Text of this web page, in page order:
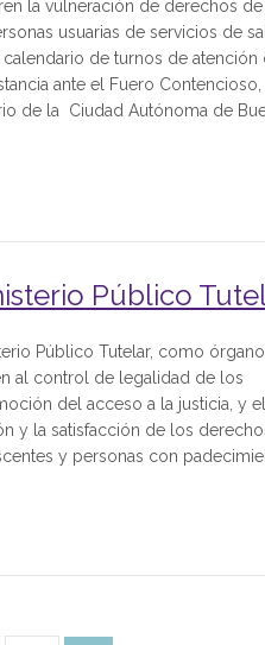
la vulneración de derechos de
usuarias de servicios de
de turnos de atención
ante el Fuero Contencioso,
de la Ciudad Autónoma de
Público
Público Tutelar, como
al control de legalidad de los
del acceso a la justicia, y
y la satisfacción de los
y personas con